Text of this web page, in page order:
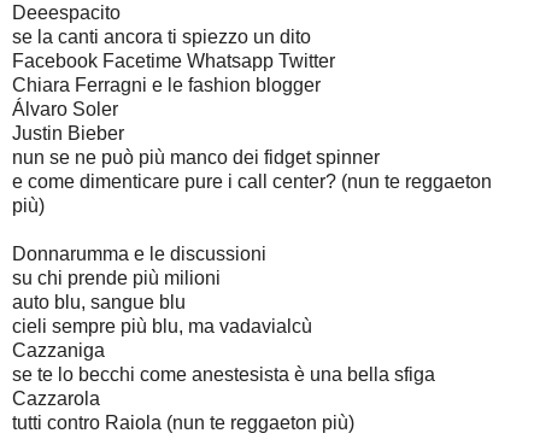
Deeespacito
se la canti ancora ti spiezzo un dito
Facebook Facetime Whatsapp Twitter
Chiara Ferragni e le fashion blogger
Álvaro Soler
Justin Bieber
nun se ne può più manco dei fidget spinner
e come dimenticare pure i call center? (nun te reggaeton
più)
Donnarumma e le discussioni
su chi prende più milioni
auto blu, sangue blu
cieli sempre più blu, ma vadavialcù
Cazzaniga
se te lo becchi come anestesista è una bella sfiga
Cazzarola
tutti contro Raiola (nun te reggaeton più)